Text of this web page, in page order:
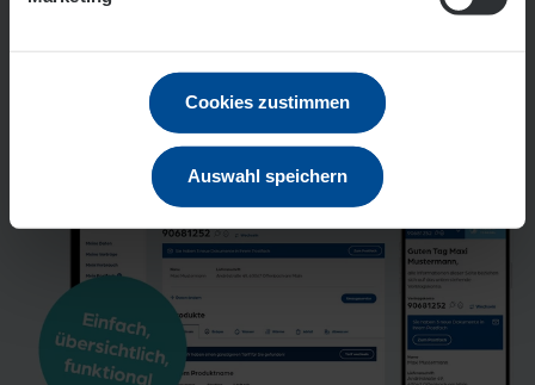
Cookies zustimmen
Auswahl speichern
Meine EVO – Ihr persönliches